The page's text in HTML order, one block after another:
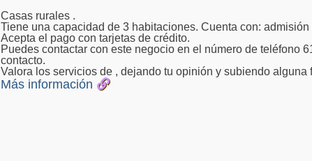
Casas rurales .
Tiene una capacidad de 3 habitaciones. Cuenta con:
Acepta el pago con tarjetas de crédito.
Puedes contactar con este negocio en el número de teléfono
contacto.
Valora los servicios de , dejando tu opinión y subiendo alguna
Más información